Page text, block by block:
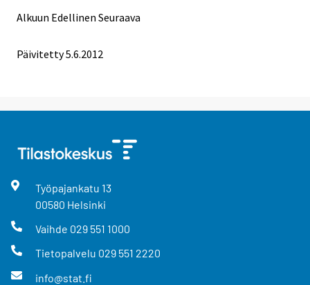
Alkuun Edellinen Seuraava
Päivitetty 5.6.2012
Työpajankatu 13
00580 Helsinki
Vaihde 029 551 1000
Tietopalvelu 029 551 2220
info@stat.fi